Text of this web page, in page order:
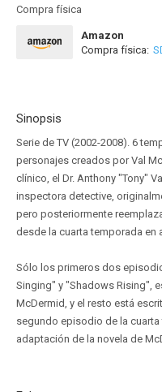
Compra física
Amazon
Compra física:
Sinopsis
Serie de TV (2002-2008). 6
personajes creados por Val
clínico, el Dr. Anthony "Tony"
inspectora detective,
pero posteriormente
desde la cuarta temporada en
Sólo los primeros dos
Singing" y "Shadows Rising",
McDermid, y el resto está
segundo episodio de la
adaptación de la novela de